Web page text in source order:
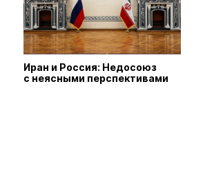
Иран и Россия: Недосоюз
с неясными перспективами